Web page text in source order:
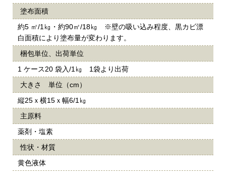
塗布面積
約5 ㎡/1㎏・約90㎡/18㎏ ※壁の吸い込み程度、黒カビ漂
白面積により塗布量が変わります。
梱包単位、出荷単位
1 ケース20 袋入/1㎏ 1袋より出荷
大きさ 単位（cm）
縦25ｘ横15ｘ幅6/1㎏
主原料
薬剤・塩素
性状・材質
黄色液体